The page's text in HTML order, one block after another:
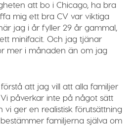
att bo i Chicago, ha bra
mig ett bra CV var viktiga
jag i år fyller 29 år gammal,
minifacit. Och jag tjänar
mer i månaden än om jag
att jag vill att alla familjer
påverkar inte på något sätt
vi ger en realistisk förutsättning
familjerna själva om